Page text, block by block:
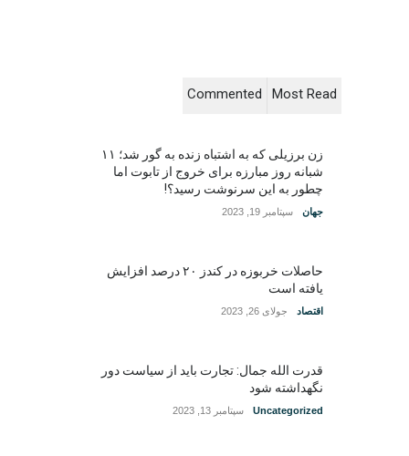
Most Read
Commented
زن برزیلی که به اشتباه زنده به گور شد؛ ۱۱
شبانه روز مبارزه برای خروج از تابوت اما
چطور به این سرنوشت رسید؟!
جهان سپتامبر 19, 2023
حاصلات خربوزه در کندز ۲۰ درصد افزایش
یافته است
اقتصاد جولای 26, 2023
قدرت الله جمال: تجارت باید از سیاست دور
نگهداشته شود
Uncategorized سپتامبر 13, 2023